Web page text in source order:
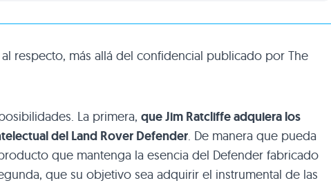
respecto, más allá del confidencial publicado por The
La primera, que Jim Ratcliffe adquiera los
del Land Rover Defender. De manera que pueda
que mantenga la esencia del Defender fabricado
que su objetivo sea adquirir el instrumental de las